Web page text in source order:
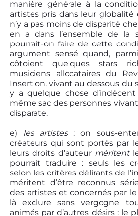
manière générale à la
artistes pris dans leur globalité
n’y a pas moins de disparité
en a dans l’ensemble de la
pourrait-on faire de cette
argument sensé quand,
côtoient quelques stars
musiciens allocataires du
Insertion, vivant au dessous du
y a quelque chose
même sac des personnes
disparate.
e) les artistes: on sous-
créateurs qui sont portés par
leurs droits d’auteur méritent
pourrait traduire : seuls les
selon les critères délirants de
méritent d’être reconnus
des artistes et concernés par le
là exclure sans vergogne
animés par d’autres désirs : le